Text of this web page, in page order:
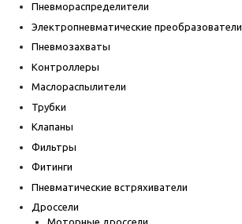
Пневмораспределители
Электропневматические преобразователи
Пневмозахваты
Контроллеры
Маслораспылители
Трубки
Клапаны
Фильтры
Фитинги
Пневматические встряхиватели
Дроссели
Моторные дроссели